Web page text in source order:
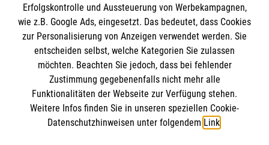
Rund um das Thema Erste Hilfe kursieren viele
Mythen. Was stimmt? Was ist überholt? Wir
klären auf.
Erfolgskontrolle und Aussteuerung von Werbekampagnen,
wie z.B. Google Ads, eingesetzt. Das bedeutet, dass Cookies
zur Personalisierung von Anzeigen verwendet werden. Sie
entscheiden selbst, welche Kategorien Sie zulassen
möchten. Beachten Sie jedoch, dass bei fehlender
Zustimmung gegebenenfalls nicht mehr alle
Funktionalitäten der Webseite zur Verfügung stehen.
Weitere Infos finden Sie in unseren speziellen Cookie-
Datenschutzhinweisen unter folgendem Link.